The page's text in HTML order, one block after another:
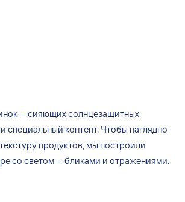
—сияющих солнцезащитных
специальный контент. Чтобы наглядно
продуктов, мы построили
со светом—бликами и отражениями.